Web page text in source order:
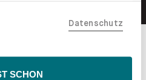
USA, verarbeitet werden
Wähle
Datenschutz
SCHON